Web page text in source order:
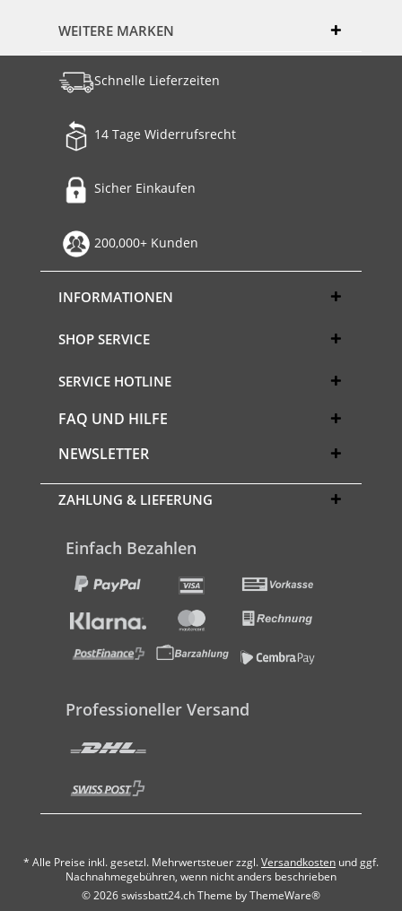
WEITERE MARKEN
Schnelle Lieferzeiten
14 Tage Widerrufsrecht
Sicher Einkaufen
200,000+ Kunden
INFORMATIONEN
SHOP SERVICE
SERVICE HOTLINE
FAQ UND HILFE
NEWSLETTER
ZAHLUNG & LIEFERUNG
Einfach Bezahlen
Professioneller Versand
* Alle Preise inkl. gesetzl. Mehrwertsteuer zzgl.Versandkosten und ggf.
Nachnahmegebühren, wenn nicht anders beschrieben
© 2026 swissbatt24.ch Theme byThemeWare®